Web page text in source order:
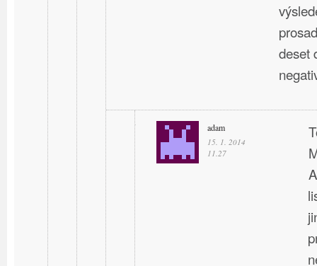
deset
adam
15. 1. 2014
11.27